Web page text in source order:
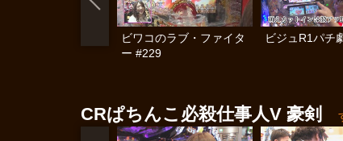
ビワコのラブ・ファイタ
ー #229
ビジュR1パチ
CRぱちんこ必殺仕事人V 豪剣